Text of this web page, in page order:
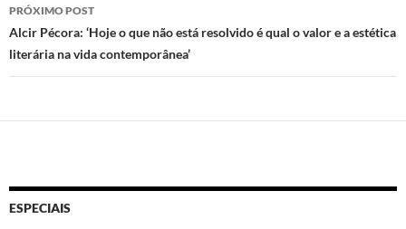
PRÓXIMO POST
Alcir Pécora: ‘Hoje o que não está resolvido é qual o valor e a estética
literária na vida contemporânea’
ESPECIAIS